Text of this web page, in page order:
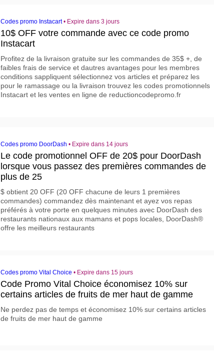
Codes promo Instacart• Expire dans 3 jours
10$ OFF votre commande avec ce code promo
Instacart
Profitez de la livraison gratuite sur les commandes de 35$ +, de
faibles frais de service et dautres avantages pour les membres
conditions sappliquent sélectionnez vos articles et préparez les
pour le ramassage ou la livraison trouvez les codes promotionnels
Instacart et les ventes en ligne de reductioncodepromo.fr
Codes promo DoorDash • Expire dans 14 jours
Le code promotionnel OFF de 20$ pour DoorDash
lorsque vous passez des premières commandes de
plus de 25
$ obtient 20 OFF (20 OFF chacune de leurs 1 premières
commandes) commandez dès maintenant et ayez vos repas
préférés à votre porte en quelques minutes avec DoorDash des
restaurants nationaux aux mamans et pops locales, DoorDash®
offre les meilleurs restaurants
Codes promo Vital Choice • Expire dans 15 jours
Code Promo Vital Choice économisez 10% sur
certains articles de fruits de mer haut de gamme
Ne perdez pas de temps et économisez 10% sur certains articles
de fruits de mer haut de gamme